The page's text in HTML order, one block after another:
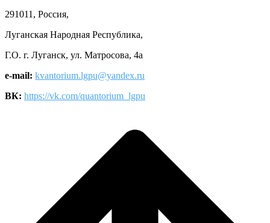
291011, Россия,
Луганская Народная Республика,
Г.О. г. Луганск, ул. Матросова, 4а
e-mail: kvantorium.lgpu@yandex.ru
ВК: https://vk.com/quantorium_lgpu